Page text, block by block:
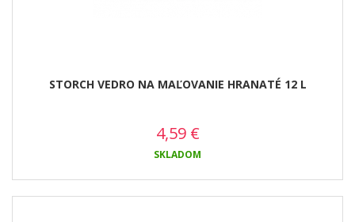
STORCH VEDRO NA MAĽOVANIE HRANATÉ 12 L
4,59 €
SKLADOM